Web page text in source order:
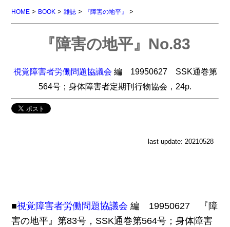
HOME > BOOK >雑誌 > 『障害の地平』 >
『障害の地平』No.83
視覚障害者労働問題協議会 編 19950627 SSK通巻第
564号；身体障害者定期刊行物協会，24p.
last update: 20210528
■視覚障害者労働問題協議会 編 19950627 『障
害の地平』第83号，SSK通巻第564号；身体障害